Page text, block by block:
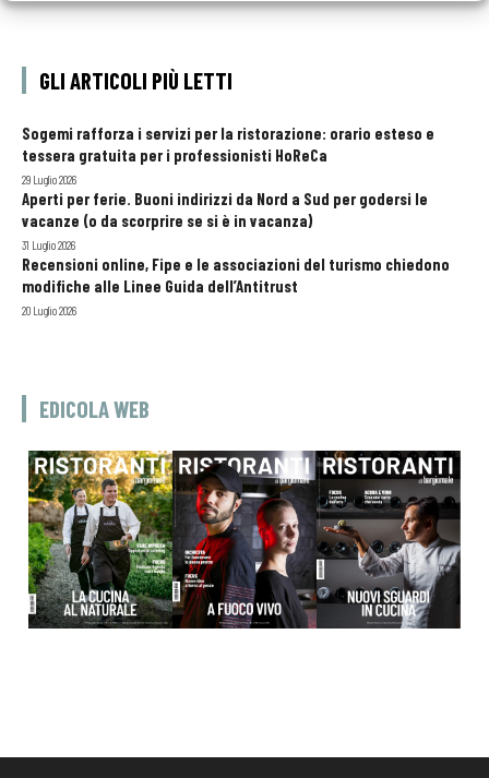
GLI ARTICOLI PIÙ LETTI
Sogemi rafforza i servizi per la ristorazione: orario esteso e
tessera gratuita per i professionisti HoReCa
29 Luglio 2026
Aperti per ferie. Buoni indirizzi da Nord a Sud per godersi le
vacanze (o da scorprire se si è in vacanza)
31 Luglio 2026
Recensioni online, Fipe e le associazioni del turismo chiedono
modifiche alle Linee Guida dell’Antitrust
20 Luglio 2026
EDICOLA WEB